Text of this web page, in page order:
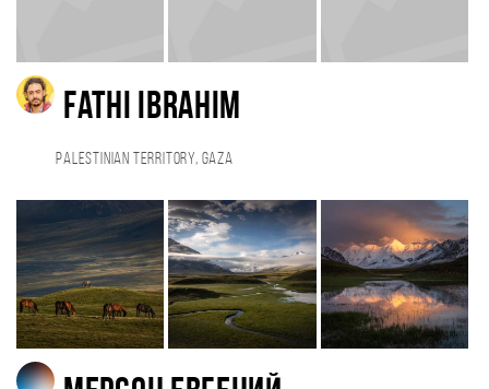
Fathi Ibrahim
Palestinian Territory, Gaza